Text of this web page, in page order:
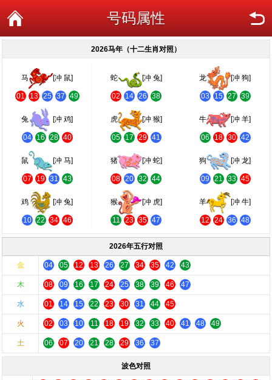
号码属性
2026马年（十二生肖对照）
马 [冲 鼠]
01 13 25 37 49
蛇 [冲 兔]
02 14 26 38
龙 [冲 狗]
03 15 27 39
兔 [冲 鸡]
04 16 28 40
虎 [冲 猴]
05 17 29 41
牛 [冲 羊]
06 18 30 42
鼠 [冲 马]
07 19 31 43
猪 [冲 蛇]
08 20 32 44
狗 [冲 龙]
09 21 33 45
鸡 [冲 兔]
10 22 34 46
猴 [冲 虎]
11 23 35 47
羊 [冲 牛]
12 24 36 48
2026年五行对照
金 04 05 12 13 26 27 34 35 42 43
木 08 09 16 17 24 25 38 39 46 47
水 01 14 15 22 23 30 31 44 45
火 02 03 10 11 18 19 32 33 40 41 48 49
土 06 07 20 21 28 29 36 37
波色对照